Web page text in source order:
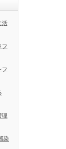
活
フ
フ
理
染